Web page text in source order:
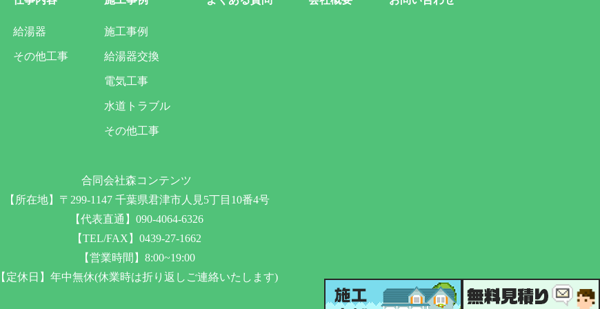
給湯器
その他工事
施工事例
給湯器交換
電気工事
水道トラブル
その他工事
合同会社森コンテンツ
【所在地】〒299-1147 千葉県君津市人見5丁目10番4号
【代表直通】090-4064-6326
【TEL/FAX】0439-27-1662
【営業時間】8:00~19:00
【定休日】年中無休(休業時は折り返しご連絡いたします)